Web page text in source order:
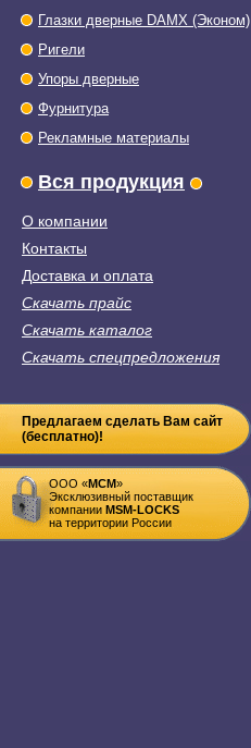
Глазки дверные DAMX (Эконом)
Ригели
Упоры дверные
Фурнитура
Рекламные материалы
Вся продукция
О компании
Контакты
Доставка и оплата
Скачать прайс
Скачать каталог
Скачать спецпредложения
Предлагаем сделать Вам сайт
(бесплатно)!
ООО «MСM»
Эксклюзивный поставщик
компании MSM-LOCKS
на территории России